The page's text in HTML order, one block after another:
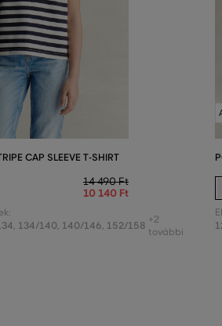
CAP SLEEVE T-SHIRT
14 490 Ft
10 140 Ft
, 134/140, 140/146, 152/158 +2
további